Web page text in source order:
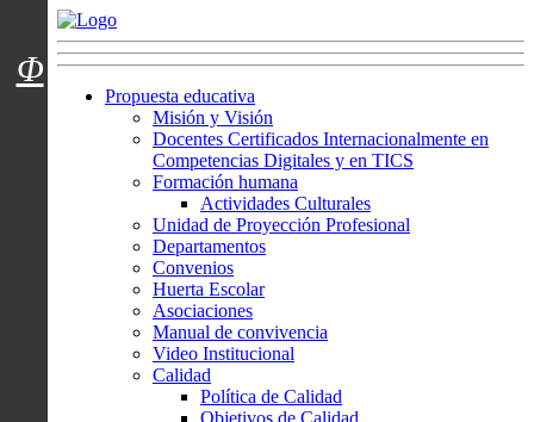
Menú usuarios
Propuesta educativa
Misión y Visión
Docentes Certificados Internacionalmente en
Competencias Digitales y en TICS
Formación humana
Actividades Culturales
Unidad de Proyección Profesional
Departamentos
Convenios
Huerta Escolar
Asociaciones
Manual de convivencia
Video Institucional
Calidad
Política de Calidad
Objetivos de Calidad
Φ